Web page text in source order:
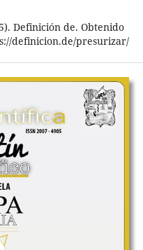
Definición de. Obtenido
definicion.de/presurizar/